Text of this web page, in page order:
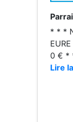
* * * NE CHERCHEZ PLUS, LA MEILL
EURE
0 € * * * [ Mise à jour du jeudi 30 juill
et
31
s
Lire